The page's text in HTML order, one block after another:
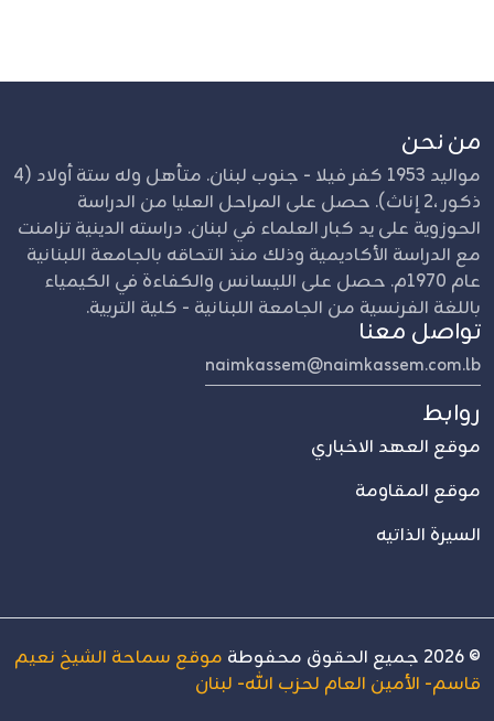
من نحن
مواليد 1953 كفر فيلا - جنوب لبنان. متأهل وله ستة أولاد (4
ذكور ،2 إناث). حصل على المراحل العليا من الدراسة
الحوزوية على يد كبار العلماء في لبنان. دراسته الدينية تزامنت
مع الدراسة الأكاديمية وذلك منذ التحاقه بالجامعة اللبنانية
عام 1970م. حصل على الليسانس والكفاءة في الكيمياء
باللغة الفرنسية من الجامعة اللبنانية - كلية التربية.
تواصل معنا
naimkassem@naimkassem.com.lb
روابط
موقع العهد الاخباري
موقع المقاومة
السيرة الذاتيه
©
2026 جميع الحقوق محفوطة موقع سماحة الشيخ نعيم
قاسم- الأمين العام لحزب الله- لبنان